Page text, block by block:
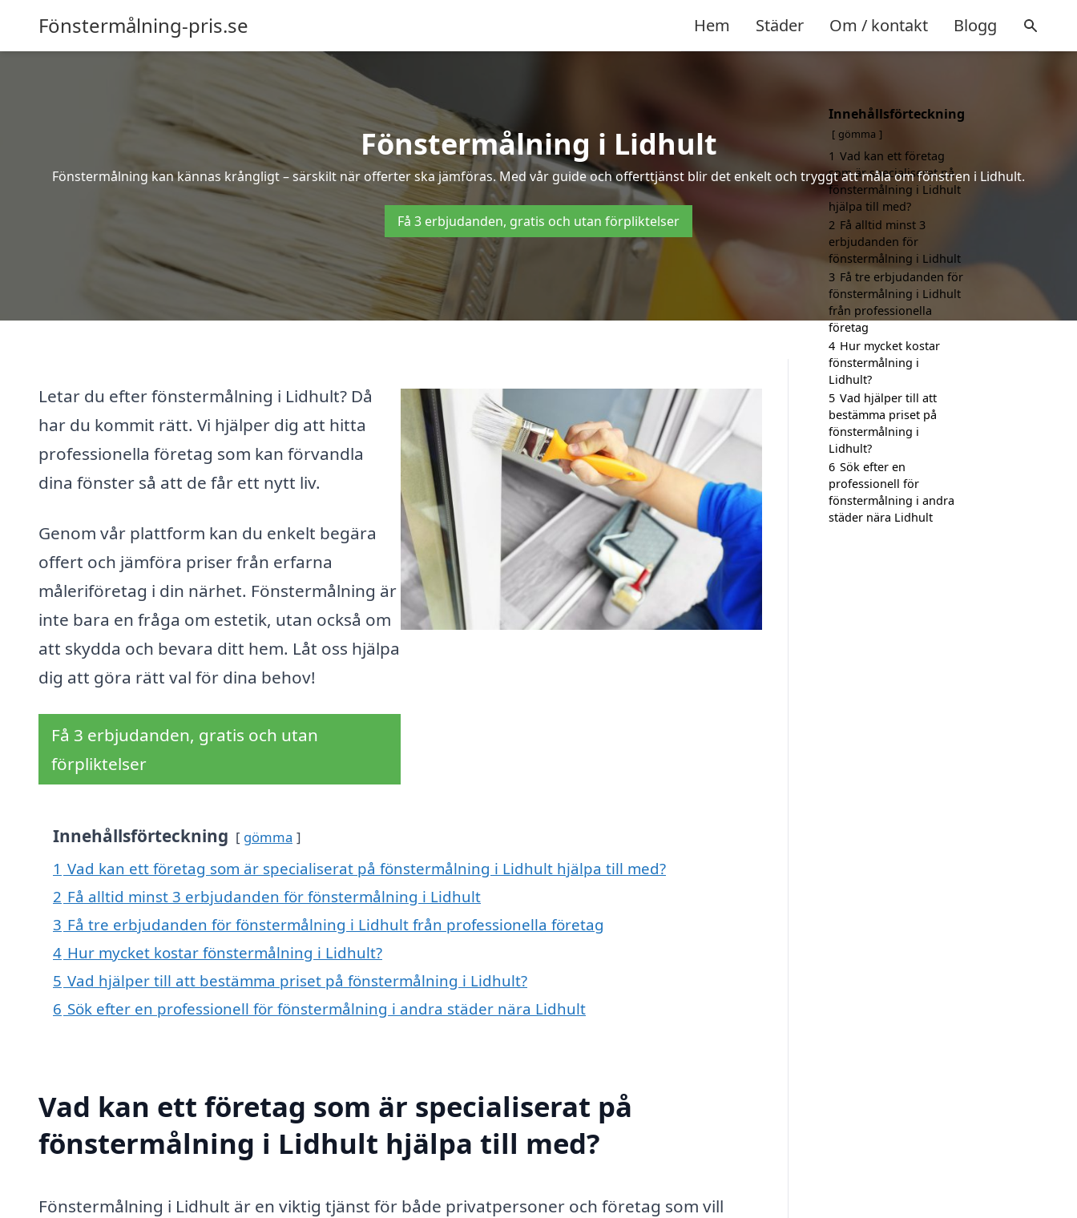
Fönstermålning-pris.se Hem Städer Om / kontakt Blogg
Fönstermålning i Lidhult
Fönstermålning kan kännas krångligt – särskilt när offerter ska jämföras. Med vår guide och offerttjänst blir det enkelt och tryggt att måla om fönstren i Lidhult.
Få 3 erbjudanden, gratis och utan förpliktelser
Letar du efter fönstermålning i Lidhult? Då
har du kommit rätt. Vi hjälper dig att hitta
professionella företag som kan förvandla
dina fönster så att de får ett nytt liv.
Genom vår plattform kan du enkelt begära
offert och jämföra priser från erfarna
måleriföretag i din närhet. Fönstermålning är
inte bara en fråga om estetik, utan också om
att skydda och bevara ditt hem. Låt oss hjälpa
dig att göra rätt val för dina behov!
Få 3 erbjudanden, gratis och utan
förpliktelser
Innehållsförteckning gömma
1 Vad kan ett företag som är specialiserat på fönstermålning i Lidhult hjälpa till med?
2 Få alltid minst 3 erbjudanden för fönstermålning i Lidhult
3 Få tre erbjudanden för fönstermålning i Lidhult från professionella företag
4 Hur mycket kostar fönstermålning i Lidhult?
5 Vad hjälper till att bestämma priset på fönstermålning i Lidhult?
6 Sök efter en professionell för fönstermålning i andra städer nära Lidhult
Vad kan ett företag som är specialiserat på
fönstermålning i Lidhult hjälpa till med?
Fönstermålning i Lidhult är en viktig tjänst för både privatpersoner och företag som vill
Innehållsförteckning
gömma
1 Vad kan ett företag
som är specialiserat på
fönstermålning i Lidhult
hjälpa till med?
2 Få alltid minst 3
erbjudanden för
fönstermålning i Lidhult
3 Få tre erbjudanden för
fönstermålning i Lidhult
från professionella
företag
4 Hur mycket kostar
fönstermålning i
Lidhult?
5 Vad hjälper till att
bestämma priset på
fönstermålning i
Lidhult?
6 Sök efter en
professionell för
fönstermålning i andra
städer nära Lidhult